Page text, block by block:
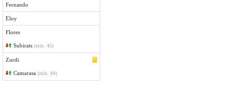
Fernando
Eloy
Flores
Subirats (min. 45)
Zurdi
Camarasa (min. 84)